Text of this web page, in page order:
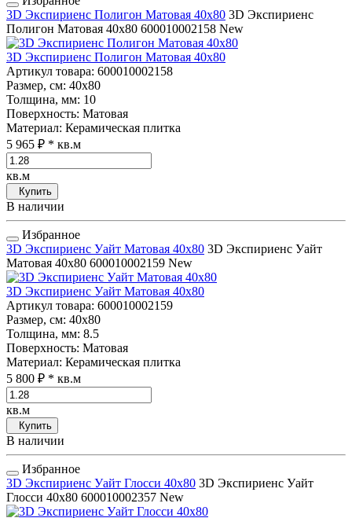
3D Экспириенс Полигон Матовая 40x80 3D Экспириенс
Полигон Матовая 40x80 600010002158 New
3D Экспириенс Полигон Матовая 40x80
Артикул товара: 600010002158
Размер, см: 40x80
Толщина, мм: 10
Поверхность: Матовая
Материал: Керамическая плитка
5 965 ₽ * кв.м
кв.м
Купить
В наличии
Избранное
3D Экспириенс Уайт Матовая 40x80 3D Экспириенс Уайт
Матовая 40x80 600010002159 New
3D Экспириенс Уайт Матовая 40x80
Артикул товара: 600010002159
Размер, см: 40x80
Толщина, мм: 8.5
Поверхность: Матовая
Материал: Керамическая плитка
5 800 ₽ * кв.м
кв.м
Купить
В наличии
Избранное
3D Экспириенс Уайт Глосси 40x80 3D Экспириенс Уайт
Глосси 40x80 600010002357 New